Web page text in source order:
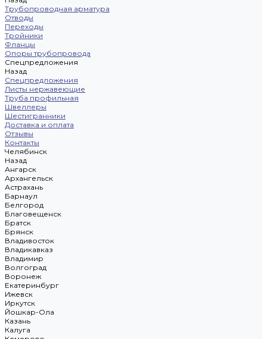
Трубопроводная арматура
Отводы
Переходы
Тройники
Фланцы
Опоры трубопровода
Спецпредложения
Назад
Спецпредложения
Листы нержавеющие
Труба профильная
Швеллеры
Шестигранники
Доставка и оплата
Отзывы
Контакты
Челябинск
Назад
Ангарск
Архангельск
Астрахань
Барнаул
Белгород
Благовещенск
Братск
Брянск
Владивосток
Владикавказ
Владимир
Волгоград
Воронеж
Екатеринбург
Ижевск
Иркутск
Йошкар-Ола
Казань
Калуга